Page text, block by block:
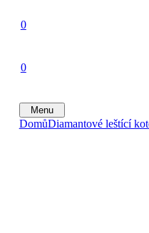
0
0
Menu
DomůDiamantové leštící